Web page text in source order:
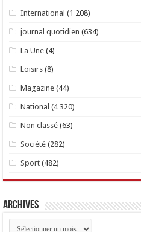
International (1 208)
journal quotidien (634)
La Une (4)
Loisirs (8)
Magazine (44)
National (4 320)
Non classé (63)
Société (282)
Sport (482)
Archives
Archives